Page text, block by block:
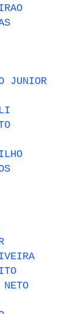
JUNIOR